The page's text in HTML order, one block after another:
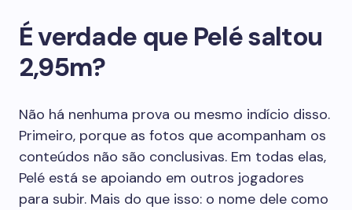
É verdade que Pelé saltou
2,95m?
Não há nenhuma prova ou mesmo indício disso.
Primeiro, porque as fotos que acompanham os
conteúdos não são conclusivas. Em todas elas,
Pelé está se apoiando em outros jogadores
para subir. Mais do que isso: o nome dele como